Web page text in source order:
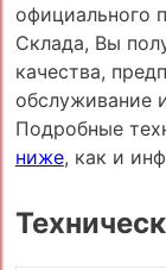
официального
Склада, Вы
качества,
обслуживание
Подробные
ниже, как и